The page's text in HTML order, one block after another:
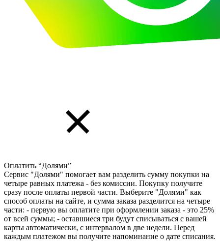
Оплатить “Долями”
Сервис "Долями" помогает вам разделить сумму покупки на
четыре равных платежа - без комиссии. Покупку получите
сразу после оплаты первой части. Выберите "Долями" как
способ оплаты на сайте, и сумма заказа разделится на четыре
части: - первую вы оплатите при оформлении заказа - это 25%
от всей суммы; - оставшиеся три будут списываться с вашей
карты автоматически, с интервалом в две недели. Перед
каждым платежом вы получите напоминание о дате списания.